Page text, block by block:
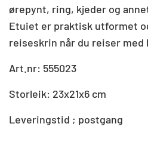
ørepynt, ring, kjeder og
Etuiet er praktisk utformet
reiseskrin når du reiser med
Art.nr: 555023
Storleik: 23x21x6 cm
Leveringstid ; postgang